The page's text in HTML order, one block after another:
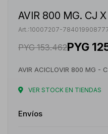
AVIR 800 MG. CJ
10007207-
PYG 153.462PYG
AVIR ACICLOVIR 800 MG -
VER STOCK EN TIENDAS
Envíos